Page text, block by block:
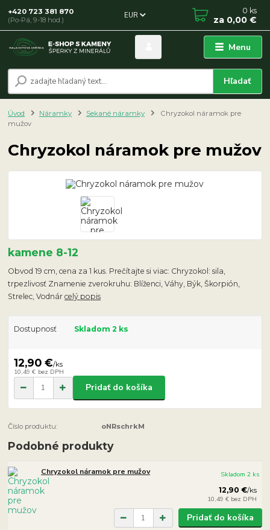
Menu
EUR
Hľadať
+420 723 381 870
(Po-Pá, 9-18 hod.)
0 ks
za 0,00 €
Úvod Náramky Sekané náramky
Chryzokol náramok pre
mužov
Chryzokol náramok pre mužov
kamene 8-12
Obvod 19 cm, cena za 1 kus. Prečítajte si viac: Chryzokol: sila,
trpezlivosť Znamenie zverokruhu: Blíženci, Váhy, Býk, Škorpión,
Strelec, Vodnárcelý popis
Dostupnosť Skladom 2 ks
12,90 €/ks
10,49 € bez DPH
Pridať do košíka
Číslo produktu: oNRschrkM
Podobné produkty
Chryzokol náramok pre mužov
12,90 €/ks
10,49 € bez DPH
Skladom 2 ks
Pridať do košíka